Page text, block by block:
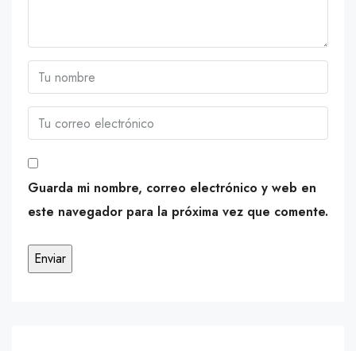
Guarda mi nombre, correo electrónico y web en
este navegador para la próxima vez que comente.